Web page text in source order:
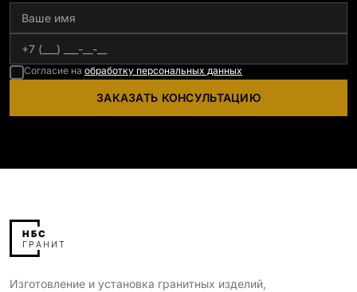
Согласие на обработку персональных данных
ЗАКАЗАТЬ КОНСУЛЬТАЦИЮ
Изготовление и установка гранитных изделий,